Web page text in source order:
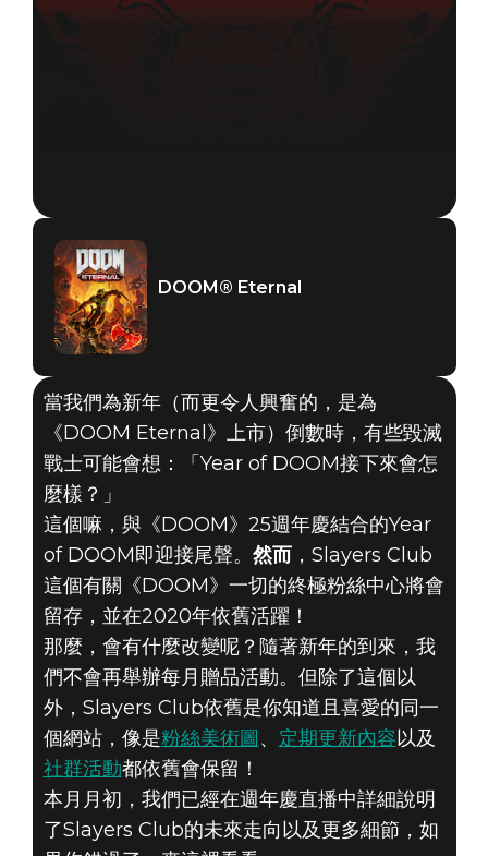
DOOM® Eternal
2019年12月31日
SLAYERS CLUB
即將在2020年回
歸！
DOOM® Eternal
當我們為新年（而更令人興奮的，是為
《DOOM Eternal》上市）倒數時，有些毀滅
戰士可能會想：「Year of DOOM接下來會怎
麼樣？」
這個嘛，與《DOOM》25週年慶結合的Year
of DOOM即迎接尾聲。 然而，Slayers Club
這個有關《DOOM》一切的終極粉絲中心將會
留存，並在2020年依舊活躍！
那麼，會有什麼改變呢？隨著新年的到來，我
們不會再舉辦每月贈品活動。但除了這個以
外，Slayers Club依舊是你知道且喜愛的同一
個網站，像是粉絲美術圖 、 定期更新內容以及
社群活動都依舊會保留！
本月月初，我們已經在週年慶直播中詳細說明
了Slayers Club的未來走向以及更多細節，如